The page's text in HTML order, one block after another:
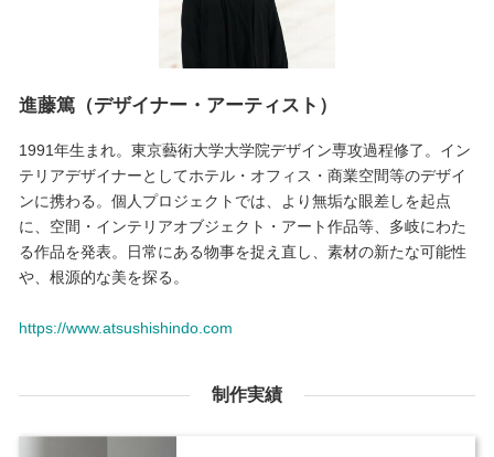
進藤篤（デザイナー・アーティスト）
1991年生まれ。東京藝術大学大学院デザイン専攻過程修了。イン
テリアデザイナーとしてホテル・オフィス・商業空間等のデザイ
ンに携わる。個人プロジェクトでは、より無垢な眼差しを起点
に、空間・インテリアオブジェクト・アート作品等、多岐にわた
る作品を発表。日常にある物事を捉え直し、素材の新たな可能性
や、根源的な美を探る。
https://www.atsushishindo.com
制作実績